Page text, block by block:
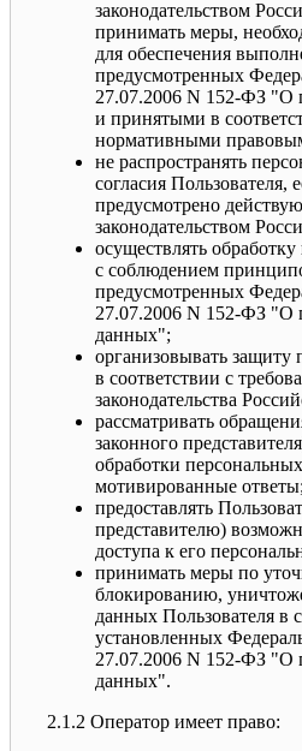
законодательством
принимать меры,
для обеспечения
предусмотренных
27.07.2006 N 152-ФЗ "О
и принятыми в
нормативными
не распространять
согласия Пользователя,
предусмотрено
законодательством
осуществлять
с соблюдением
предусмотренных
27.07.2006 N 152-ФЗ "О
данных";
организовывать
в соответствии с
законодательства
рассматривать
законного
обработки
мотивированные ответы;
предоставлять
представителю)
доступа к его
принимать меры по
блокированию,
данных Пользователя в
установленных
27.07.2006 N 152-ФЗ "О
данных".
2.1.2 Оператор имеет право: